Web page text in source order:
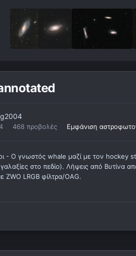
468 προβολές Εμφάνιση
- Ο γνωστός whale μαζί με τον hockey
γαλαξίες στο πεδίο). Λήψεις από
ZWO LRGB φίλτρα/OAG.